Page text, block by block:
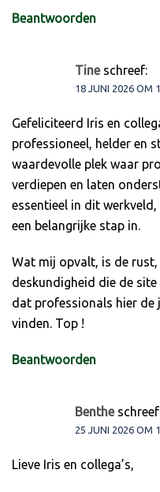
Beantwoorden
Tine schreef:
18 JUNI 2026 OM
Gefeliciteerd Iris en
professioneel, helder en
waardevolle plek waar
verdiepen en laten
essentieel in dit
een belangrijke stap in.
Wat mij opvalt, is de
deskundigheid die de
dat professionals hier de
vinden. Top !
Beantwoorden
Benthe
25 JUNI 2026 OM
Lieve Iris en collega’s,